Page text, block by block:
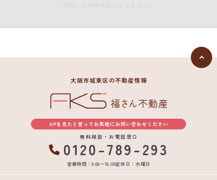
大阪市城東区の不動産情報
HPを見たと言ってお気軽にお問い合わせください
無料相談・お電話窓口
0120-789-293
営業時間：9:00〜18:00定休日：水曜日